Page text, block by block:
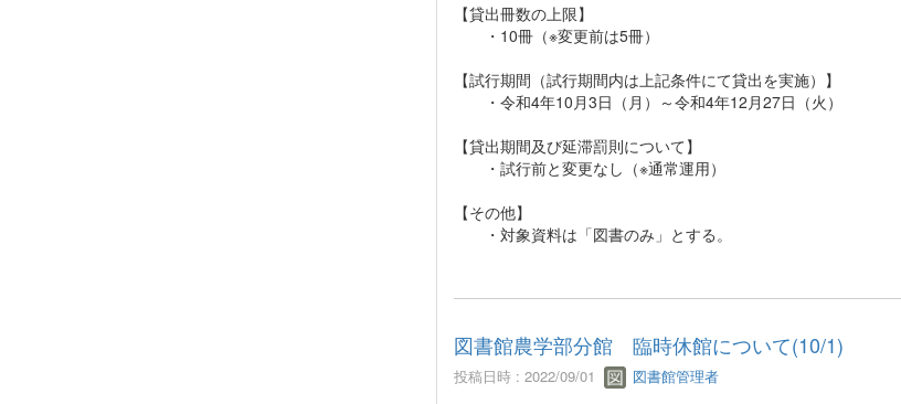
【貸出冊数の上限】
・10冊（※変更前は5冊）
【試行期間（試行期間内は上記条件にて貸出を実施）】
・令和4年10月3日（月）～令和4年12月27日（火）
【貸出期間及び延滞罰則について】
・試行前と変更なし（※通常運用）
【その他】
・対象資料は「図書のみ」とする。
図書館農学部分館 臨時休館について(10/1)
投稿日時 : 2022/09/01 図書館管理者